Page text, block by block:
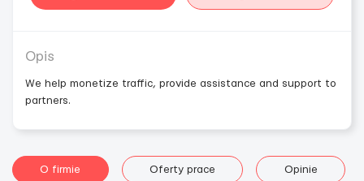
Opis
We help monetize traffic, provide assistance and support to
partners.
O firmie Oferty prace Opinie